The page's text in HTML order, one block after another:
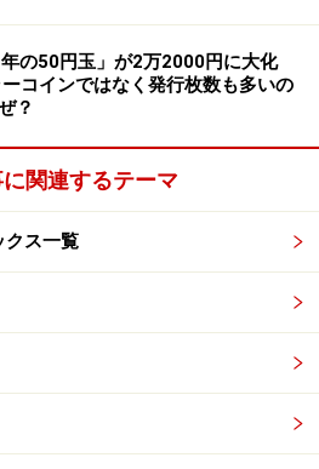
で落札された実際の五千円札（裏
「銀座」 Lot番号：547 津田梅子
| UNC
札のように、AA-AA券の場合に
高値が付く傾向にあります。し
ラスに若い番号のものは、通常
ま保管されているケースが多い
般的なAA-AA券です。たまにお
とがあります。特別な番号でな
年の50円玉」が2万2000円に大化
コインではなく発行枚数も多いの
？
関連するテーマ
クス一覧